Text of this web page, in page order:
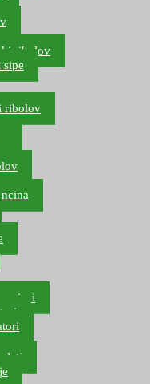
ribolov
ribolov